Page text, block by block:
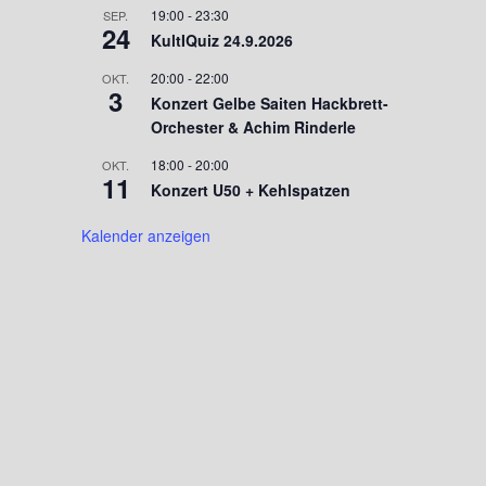
SEP.
24
19:00 -23:30
KultIQuiz 24.9.2026
OKT.
3
20:00 -22:00
Konzert Gelbe Saiten Hackbrett-
Orchester & Achim Rinderle
OKT.
11
18:00 -20:00
Konzert U50 + Kehlspatzen
Kalender anzeigen